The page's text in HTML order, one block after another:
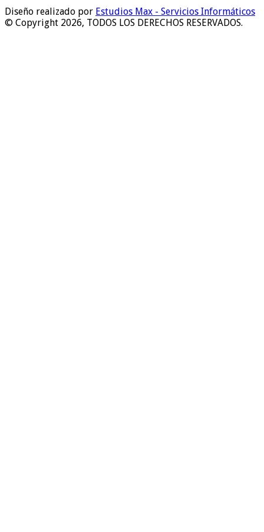
Diseño realizado por Estudios Max - Servicios Informáticos
© Copyright 2026, TODOS LOS DERECHOS RESERVADOS.